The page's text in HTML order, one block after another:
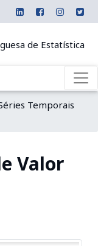
de Estatística
Temporais
Valor